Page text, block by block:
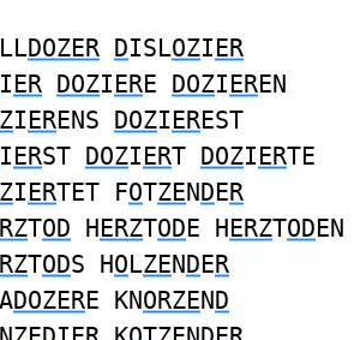
DOZER DISLOZIER
IER DOZIERE DOZIEREN
IERENS DOZIEREST
IERST DOZIERT DOZIERTE
IERTET FOTZENDER
TOD HERZTODE HERZTODEN
TODS HOLZENDER
DOZERE KNORZEND